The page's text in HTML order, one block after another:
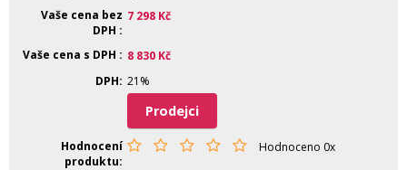
Vaše cena bez
DPH
7 298 Kč
Vaše cena s DPH 8 830 Kč
DPH 21%
Prodejci
Hodnocení
produktu
Hodnoceno 0x